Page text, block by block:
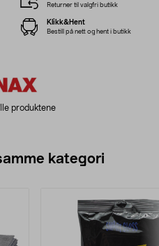
produktene
Returner til valgfri butikk
Klikk&Hent
Bestill på nett og hent i butikk
kategori